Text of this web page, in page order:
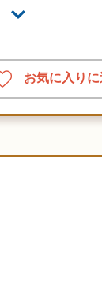
お気に入りに